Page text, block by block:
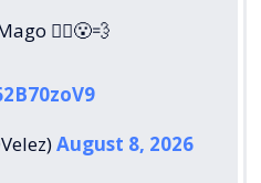
🧙‍♂️😮‍💨
August 8, 2026